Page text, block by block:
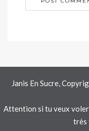
Janis En Sucre,
Attention si tu veux
très